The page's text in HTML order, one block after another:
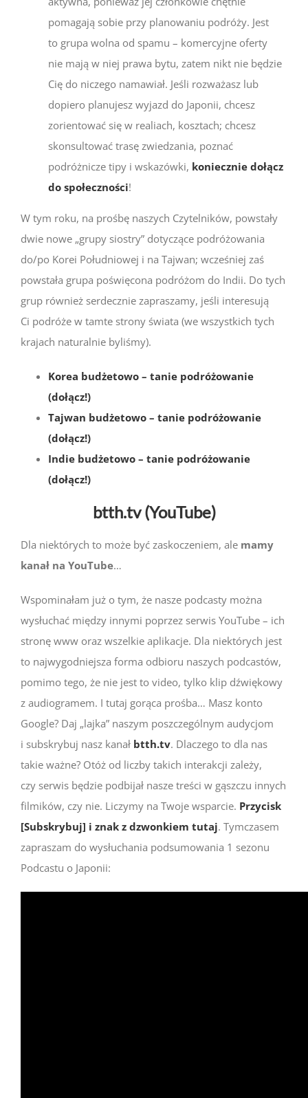
pomagają sobie przy planowaniu podróży. Jest
to grupa wolna od spamu – komercyjne oferty
nie mają w niej prawa bytu, zatem nikt nie będzie
Cię do niczego namawiał. Jeśli rozważasz lub
dopiero planujesz wyjazd do Japonii, chcesz
zorientować się w realiach, kosztach; chcesz
skonsultować trasę zwiedzania, poznać
podróżnicze tipy i wskazówki, koniecznie dołącz
do społeczności!
W tym roku, na prośbę naszych Czytelników, powstały
dwie nowe „grupy siostry” dotyczące podróżowania
do/po Korei Południowej i na Tajwan; wcześniej zaś
powstała grupa poświęcona podróżom do Indii. Do tych
grup również serdecznie zapraszamy, jeśli interesują
Ci podróże w tamte strony świata (we wszystkich tych
krajach naturalnie byliśmy).
Korea budżetowo – tanie podróżowanie
(dołącz!)
Tajwan budżetowo – tanie podróżowanie
(dołącz!)
Indie budżetowo – tanie podróżowanie
(dołącz!)
btth.tv (YouTube)
Dla niektórych to może być zaskoczeniem, ale mamy
kanał na YouTube…
Wspominałam już o tym, że nasze podcasty można
wysłuchać między innymi poprzez serwis YouTube – ich
stronę www oraz wszelkie aplikacje. Dla niektórych jest
to najwygodniejsza forma odbioru naszych podcastów,
pomimo tego, że nie jest to video, tylko klip dźwiękowy
z audiogramem. I tutaj gorąca prośba… Masz konto
Google? Daj „lajka” naszym poszczególnym audycjom
i subskrybuj nasz kanał btth.tv. Dlaczego to dla nas
takie ważne? Otóż od liczby takich interakcji zależy,
czy serwis będzie podbijał nasze treści w gąszczu innych
filmików, czy nie. Liczymy na Twoje wsparcie. Przycisk
[Subskrybuj] i znak z dzwonkiem tutaj. Tymczasem
zapraszam do wysłuchania podsumowania 1 sezonu
Podcastu o Japonii: